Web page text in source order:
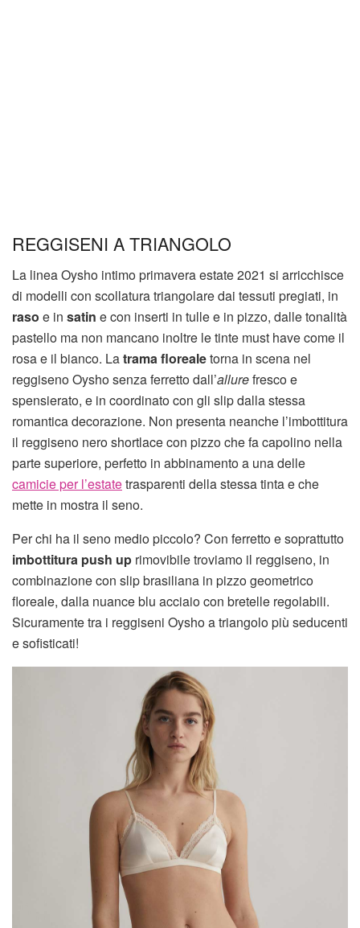
REGGISENI A TRIANGOLO
La linea Oysho intimo primavera estate 2021 si arricchisce
di modelli con scollatura triangolare dai tessuti pregiati, in
raso e in satin e con inserti in tulle e in pizzo, dalle tonalità
pastello ma non mancano inoltre le tinte must have come il
rosa e il bianco. Latrama florealetorna in scena nel
reggiseno Oysho senza ferretto dall’allurefresco e
spensierato, e in coordinato con gli slip dalla stessa
romantica decorazione. Non presenta neanche l’imbottitura
il reggiseno nero shortlace con pizzo che fa capolino nella
parte superiore, perfetto in abbinamento a una delle
camicie per l’estatetrasparenti della stessa tinta e che
mette in mostra il seno.
Per chi ha il seno medio piccolo? Con ferretto e soprattutto
imbottitura push up rimovibile troviamo il reggiseno, in
combinazione con slip brasiliana in pizzo geometrico
floreale, dalla nuance blu acciaio con bretelle regolabili.
Sicuramente tra i reggiseni Oysho a triangolo più seducenti
e sofisticati!